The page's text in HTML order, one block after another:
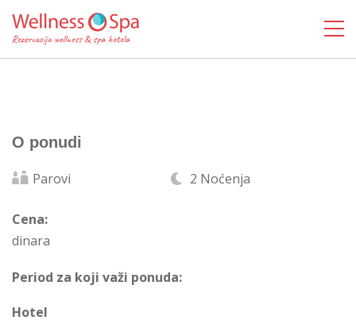
O ponudi
Parovi 2 Noćenja
Cena:
dinara
Period za koji važi ponuda:
Hotel